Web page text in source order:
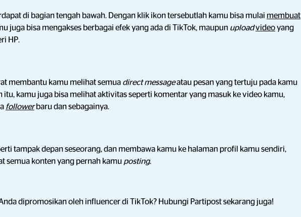
di bagian tengah bawah. Dengan klik ikon tersebutlah kamu bisa mulai membuat
juga bisa mengakses berbagai efek yang ada di TikTok, maupun uploadvideoyang
HP.
membantu kamu melihat semua direct messageatau pesan yang tertuju pada kamu
itu, kamu juga bisa melihat aktivitas seperti komentar yang masuk ke video kamu,
follower baru dan sebagainya.
tampak depan seseorang, dan membawa kamu ke halaman profil kamu sendiri,
semua konten yang pernah kamu posting.
dipromosikan oleh influencer di TikTok? Hubungi Partipost sekarang juga!